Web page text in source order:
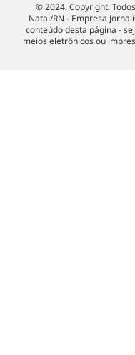
© 2024. Copyright.
Natal/RN - Empresa
conteúdo desta página -
meios eletrônicos ou